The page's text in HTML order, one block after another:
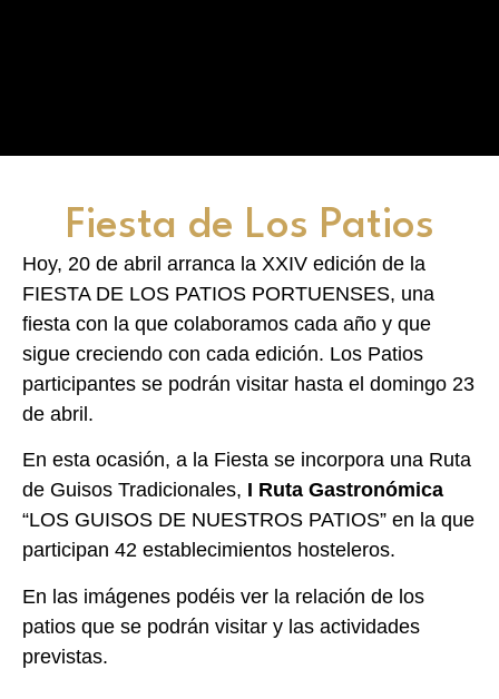
Fiesta de Los Patios
Hoy, 20 de abril arranca la XXIV edición de la
FIESTA DE LOS PATIOS PORTUENSES, una
fiesta con la que colaboramos cada año y que
sigue creciendo con cada edición. Los Patios
participantes se podrán visitar hasta el domingo 23
de abril.
En esta ocasión, a la Fiesta se incorpora una Ruta
de Guisos Tradicionales, I Ruta Gastronómica
“LOS GUISOS DE NUESTROS PATIOS” en la que
participan 42 establecimientos hosteleros.
En las imágenes podéis ver la relación de los
patios que se podrán visitar y las actividades
previstas.